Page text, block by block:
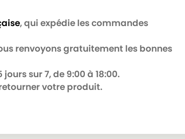
, qui expédie les commandes
renvoyons gratuitement les bonnes
sur 7, de 9:00 à 18:00.
votre produit.